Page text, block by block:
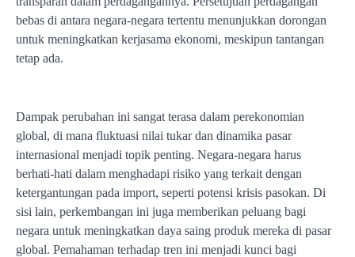
bebas di antara negara-negara tertentu menunjukkan dorongan
untuk meningkatkan kerjasama ekonomi, meskipun tantangan
tetap ada.
Dampak perubahan ini sangat terasa dalam perekonomian
global, di mana fluktuasi nilai tukar dan dinamika pasar
internasional menjadi topik penting. Negara-negara harus
berhati-hati dalam menghadapi risiko yang terkait dengan
ketergantungan pada import, seperti potensi krisis pasokan. Di
sisi lain, perkembangan ini juga memberikan peluang bagi
negara untuk meningkatkan daya saing produk mereka di pasar
global. Pemahaman terhadap tren ini menjadi kunci bagi